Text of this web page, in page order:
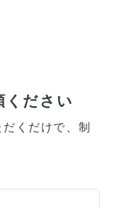
ください
くだけで、制